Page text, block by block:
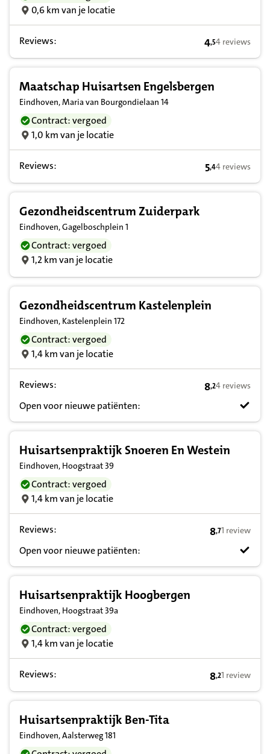
0,6 km van je locatie
Reviews: 4,5 op basis
4,54 reviews
Maatschap Huisartsen Engelsbergen
Eindhoven, Maria van Bourgondielaan 14
Contract: vergoed
1,0 km van je locatie
Reviews: 5,4 op basis
5,44 reviews
Gezondheidscentrum Zuiderpark
Eindhoven, Gagelboschplein 1
Contract: vergoed
1,2 km van je locatie
Gezondheidscentrum Kastelenplein
Eindhoven, Kastelenplein 172
Contract: vergoed
1,4 km van je locatie
Reviews: 8,2 op basis
8,24 reviews
Open voor nieuwe patiënten:
Huisartsenpraktijk Snoeren En Westein
Eindhoven, Hoogstraat 39
Contract: vergoed
1,4 km van je locatie
Reviews: 8,7 op basis
8,71 review
Open voor nieuwe patiënten:
Huisartsenpraktijk Hoogbergen
Eindhoven, Hoogstraat 39a
Contract: vergoed
1,4 km van je locatie
Reviews: 8,2 op basis
8,21 review
Huisartsenpraktijk Ben-Tita
Eindhoven, Aalsterweg 181